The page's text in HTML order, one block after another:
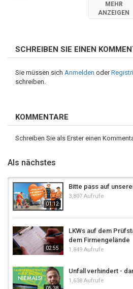
Verkehrssicherheit
Verkehrstote ,
MEHR
ANZEIGEN
SCHREIBEN SIE EINEN
Sie müssen sich Anmelden oder
schreiben.
KOMMENTARE
Schreiben Sie als Erster einen
Als nächstes
01:12
Bitte pass auf
3,807 Aufrufe
02:55
LKWs auf dem
dem Firmengelände
1,849 Aufrufe
Unfall verhindert -
1,638 Aufrufe